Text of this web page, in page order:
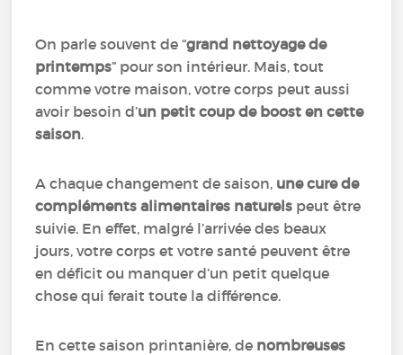
On parle souvent de “grand nettoyage de
printemps” pour son intérieur. Mais, tout
comme votre maison, votre corps peut aussi
avoir besoin d’un petit coup de boost en cette
saison.
A chaque changement de saison, une cure de
compléments alimentaires naturels peut être
suivie. En effet, malgré l’arrivée des beaux
jours, votre corps et votre santé peuvent être
en déficit ou manquer d’un petit quelque
chose qui ferait toute la différence.
En cette saison printanière, de nombreuses